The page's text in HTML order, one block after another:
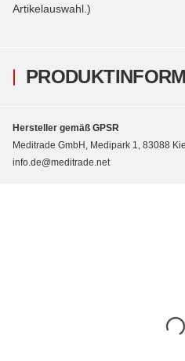
Artikelauswahl.)
Hersteller gemäß GPSR
Meditrade GmbH, Medipark 1, 83088
info.de@meditrade.net